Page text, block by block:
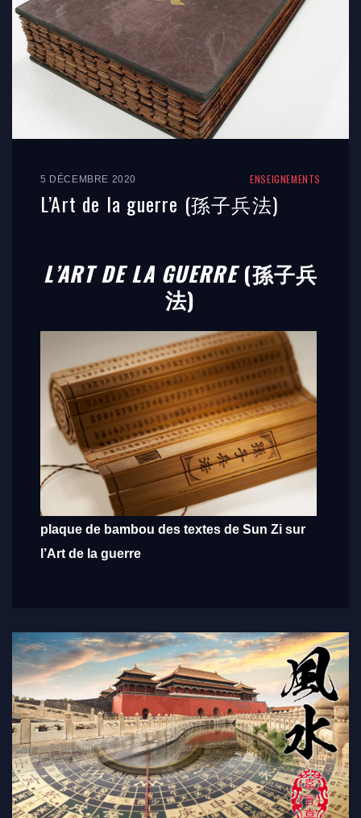
5 DÉCEMBRE 2020 ENSEIGNEMENTS
L’Art de la guerre (孫子兵法)
L’ART DE LA GUERRE(孫子兵
法)
plaque de bambou des textes de Sun Zi sur
l’Art de la guerre